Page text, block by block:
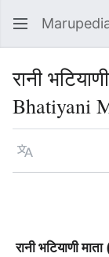
रानी
Bhatiyani
Language
रानी भटियाणी